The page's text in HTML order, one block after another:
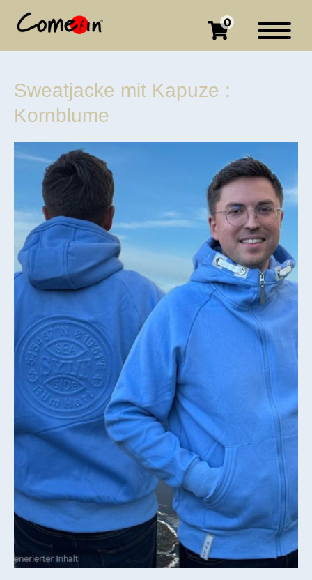
0
Sweatjacke mit Kapuze :
Kornblume